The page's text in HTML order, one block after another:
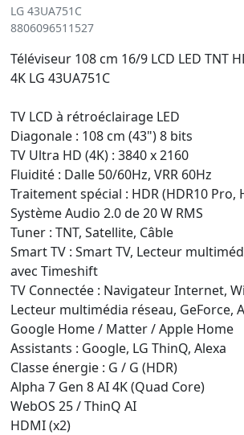
LG 43UA751C
8806096511527
Téléviseur 108 cm 16/9 LCD LED TNT
4K LG 43UA751C
TV LCD à rétroéclairage LED
Diagonale : 108 cm (43") 8 bits
TV Ultra HD (4K) : 3840 x 2160
Fluidité : Dalle 50/60Hz, VRR 60Hz
Traitement spécial : HDR (HDR10 Pro,
Système Audio 2.0 de 20 W RMS
Tuner : TNT, Satellite, Câble
Smart TV : Smart TV, Lecteur
avec Timeshift
TV Connectée : Navigateur Internet,
Lecteur multimédia réseau, GeForce,
Google Home / Matter / Apple Home
Assistants : Google, LG ThinQ, Alexa
Classe énergie : G / G (HDR)
Alpha 7 Gen 8 AI 4K (Quad Core)
WebOS 25 / ThinQ AI
HDMI (x2)